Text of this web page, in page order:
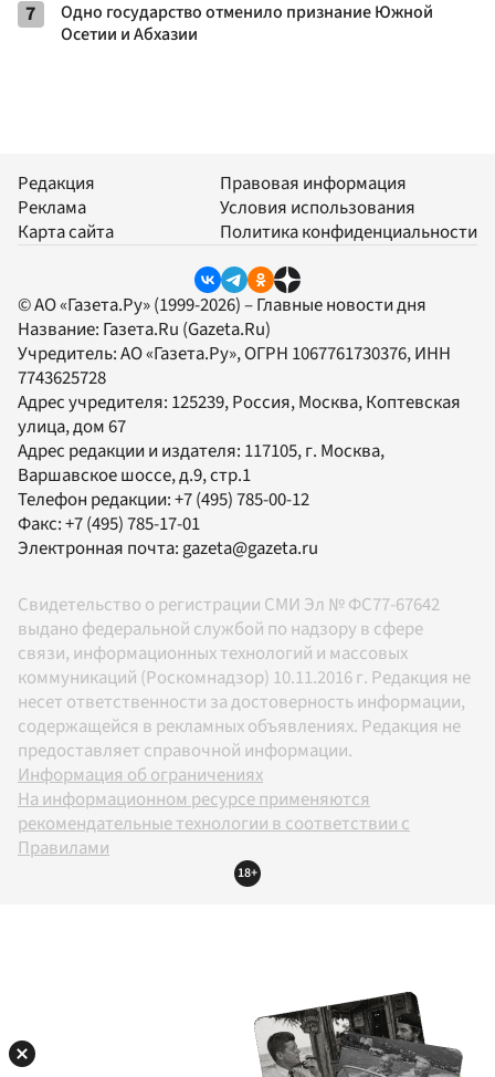
7
Одно государство отменило признание Южной
Осетии и Абхазии
Редакция
Реклама
Карта сайта
Правовая информация
Условия использования
Политика конфиденциальности
© АО «Газета.Ру» (1999-2026) – Главные новости дня
Название: Газета.Ru (Gazeta.Ru)
Учредитель:АО «Газета.Ру», ОГРН 1067761730376, ИНН
7743625728
Адрес учредителя: 125239, Россия, Москва, Коптевская
улица, дом 67
Адрес редакции и издателя: 117105, г. Москва,
Варшавское шоссе, д.9, стр.1
Телефон редакции:+7 (495) 785-00-12
Факс:+7 (495) 785-17-01
Электронная почта:gazeta@gazeta.ru
Свидетельство о регистрации СМИ Эл № ФС77-67642
выдано федеральной службой по надзору в сфере
связи, информационных технологий и массовых
коммуникаций (Роскомнадзор) 10.11.2016 г. Редакция не
несет ответственности за достоверность информации,
содержащейся в рекламных объявлениях. Редакция не
предоставляет справочной информации.
Информация об ограничениях
На информационном ресурсе применяются
рекомендательные технологии в соответствии с
Правилами
18+